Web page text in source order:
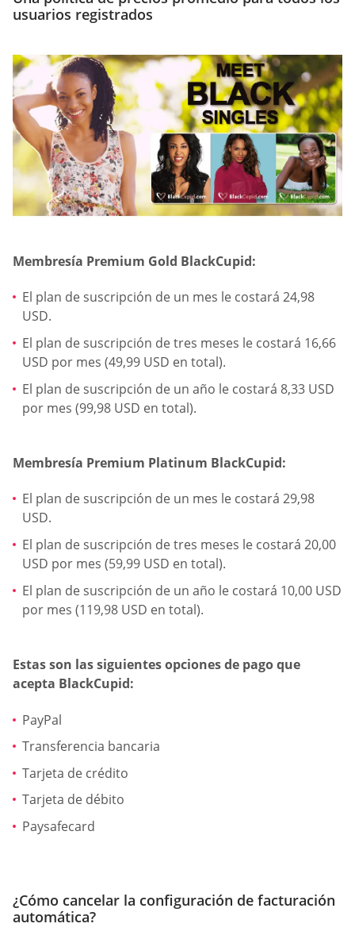
usuarios registrados
Membresía Premium Gold BlackCupid:
El plan de suscripción de un mes le costará 24,98
USD.
El plan de suscripción de tres meses le costará 16,66
USD por mes (49,99 USD en total).
El plan de suscripción de un año le costará 8,33 USD
por mes (99,98 USD en total).
Membresía Premium Platinum BlackCupid:
El plan de suscripción de un mes le costará 29,98
USD.
El plan de suscripción de tres meses le costará 20,00
USD por mes (59,99 USD en total).
El plan de suscripción de un año le costará 10,00 USD
por mes (119,98 USD en total).
Estas son las siguientes opciones de pago que
acepta BlackCupid:
PayPal
Transferencia bancaria
Tarjeta de crédito
Tarjeta de débito
Paysafecard
¿Cómo cancelar la configuración de facturación
automática?